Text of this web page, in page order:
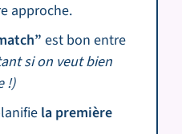
approche.
est bon entre
si on veut bien
!)
la première